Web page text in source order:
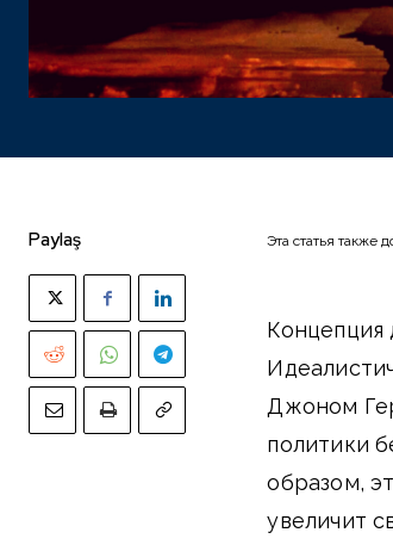
Paylaş Эта статья также
Концепция
Джоном
политики
образом,
увеличит